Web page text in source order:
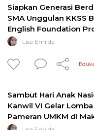
Siapkan Generasi
SMA Unggulan KKSS
English Foundation
Lisa Emilda
Sambut Hari Anak
Kanwil VI Gelar
Pameran UMKM di